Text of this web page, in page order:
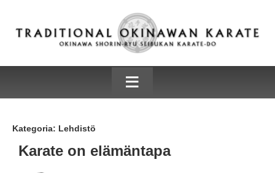
≡
Kategoria: Lehdistö
Karate on elämäntapa